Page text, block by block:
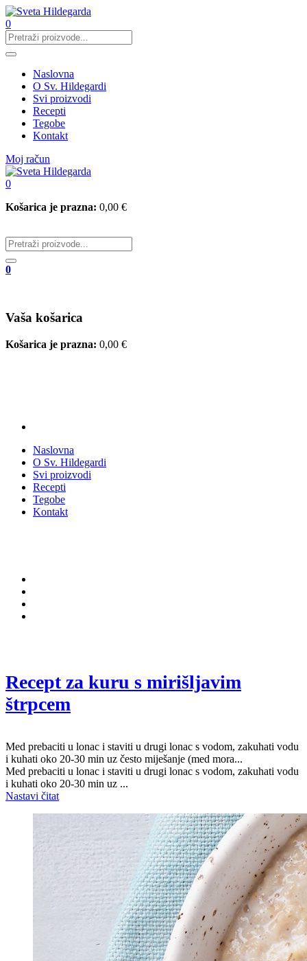
0
Naslovna
O Sv. Hildegardi
Svi proizvodi
Recepti
Tegobe
Kontakt
Moj račun
0
Košarica je prazna: 0,00 €
0
Vaša košarica
Košarica je prazna: 0,00 €
Naslovna
O Sv. Hildegardi
Svi proizvodi
Recepti
Tegobe
Kontakt
Recept za kuru s mirišljavim
štrpcem
Med prebaciti u lonac i staviti u drugi lonac s vodom, zakuhati vodu
i kuhati oko 20-30 min uz često miješanje (med mora...
Med prebaciti u lonac i staviti u drugi lonac s vodom, zakuhati vodu
i kuhati oko 20-30 min uz ...
Nastavi čitat